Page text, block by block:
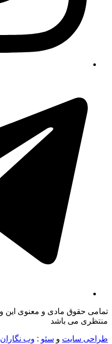
تمامی حقوق مادی و معنوی این
منتظری می باشد
طراحی سایتوسئو: وب نگاران